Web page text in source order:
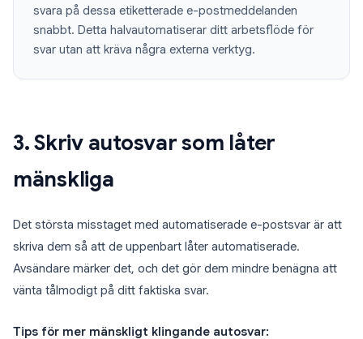
svara på dessa etiketterade e-postmeddelanden
snabbt. Detta halvautomatiserar ditt arbetsflöde för
svar utan att kräva några externa verktyg.
3. Skriv autosvar som låter
mänskliga
Det största misstaget med automatiserade e-postsvar är att
skriva dem så att de uppenbart låter automatiserade.
Avsändare märker det, och det gör dem mindre benägna att
vänta tålmodigt på ditt faktiska svar.
Tips för mer mänskligt klingande autosvar: